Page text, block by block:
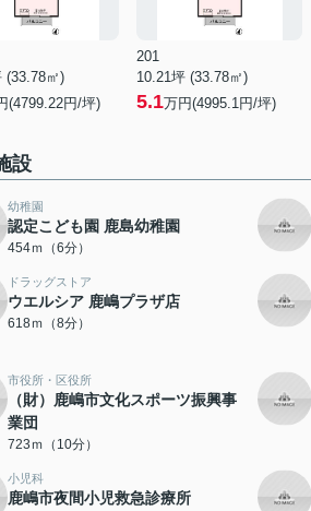
(33.78㎡)
(4799.22円/坪)
201
10.21坪 (33.78㎡)
5.1万円(4995.1円/坪)
設
幼稚園
認定こども園 鹿島幼稚園
454ｍ（6分）
ドラッグストア
ウエルシア 鹿嶋プラザ店
618ｍ（8分）
市役所・区役所
（財）鹿嶋市文化スポーツ振興事
業団
723ｍ（10分）
小児科
鹿嶋市夜間小児救急診療所